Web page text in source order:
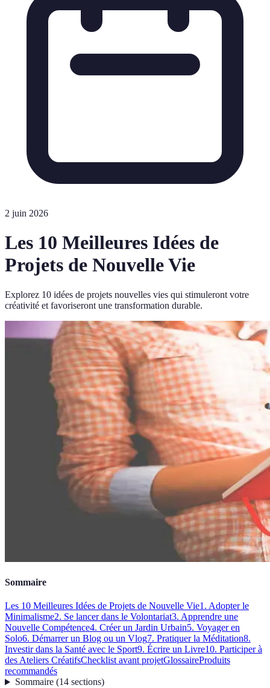
2 juin 2026
Les 10 Meilleures Idées de
Projets de Nouvelle Vie
Explorez 10 idées de projets nouvelles vies qui stimuleront votre
créativité et favoriseront une transformation durable.
Sommaire
Les 10 Meilleures Idées de Projets de Nouvelle Vie1. Adopter le
Minimalisme2. Se lancer dans le Volontariat3. Apprendre une
Nouvelle Compétence4. Créer un Jardin Urbain5. Voyager en
Solo6. Démarrer un Blog ou un Vlog7. Pratiquer la Méditation8.
Investir dans la Santé avec le Sport9. Écrire un Livre10. Participer à
des Ateliers CréatifsChecklist avant projetGlossaireProduits
recommandés
Sommaire(14 sections)